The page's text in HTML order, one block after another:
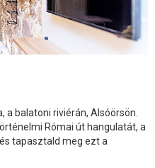
a balatoni riviérán, Alsóörsön.
Római út hangulatát, a
tapasztald meg ezt a